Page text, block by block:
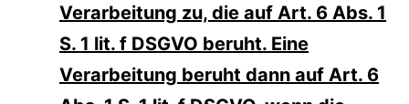
Verarbeitung zu, die auf Art. 6 Abs. 1
S. 1 lit. f DSGVO beruht. Eine
Verarbeitung beruht dann auf Art. 6